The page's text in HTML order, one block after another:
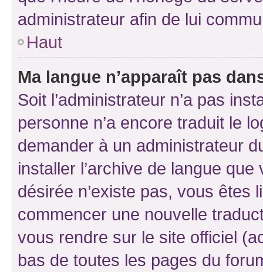
administrateur afin de lui
Haut
Ma langue n’apparaît pas
Soit l’administrateur n’a pas
personne n’a encore traduit le
demander à un administrateur
installer l’archive de langue
désirée n’existe pas, vous êtes
commencer une nouvelle
vous rendre sur le site officiel
bas de toutes les pages du